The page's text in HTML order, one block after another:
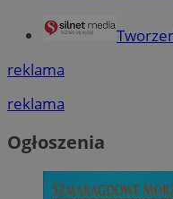
reklama
reklama
Ogłoszenia